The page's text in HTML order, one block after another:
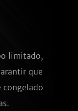
limitado,
que
congelado